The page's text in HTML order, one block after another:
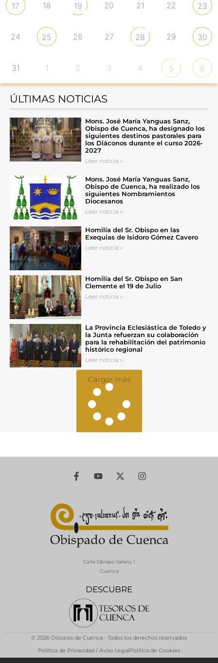
17 18 19 20 21 22 23
24 25 26 27 28 29 30
31 1 2 3 4 5 6
ÚLTIMAS NOTICIAS
Mons. José María Yanguas Sanz,
Obispo de Cuenca, ha designado los
siguientes destinos pastorales para
los Diáconos durante el curso 2026-
2027
Leer noticia »
Mons. José María Yanguas Sanz,
Obispo de Cuenca, ha realizado los
siguientes Nombramientos
Diocesanos
Leer noticia »
Homilía del Sr. Obispo en las
Exequias de Isidoro Gómez Cavero
Leer noticia »
Homilía del Sr. Obispo en San
Clemente el 19 de Julio
Leer noticia »
La Provincia Eclesiástica de Toledo y
la Junta refuerzan su colaboración
para la rehabilitación del patrimonio
histórico regional
Leer noticia »
Cargar más
DESCUBRE
Calle Obispo Valero, 1
Cuenca
© 2026 Diócesis de Cuenca - Todos los derechos reservados
Política de Privacidad / Aviso LegalPolítica de Cookies